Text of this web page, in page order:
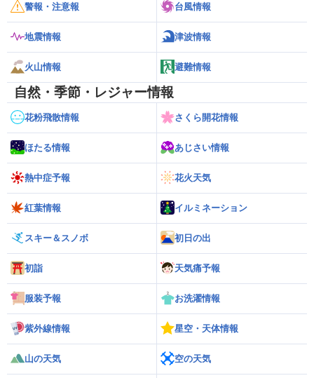
警報・注意報 台風情報
地震情報 津波情報
火山情報 避難情報
自然・季節・レジャー情報
花粉飛散情報 さくら開花情報
ほたる情報 あじさい情報
熱中症予報 花火天気
紅葉情報 イルミネーション
スキー＆スノボ 初日の出
初詣 天気痛予報
服装予報 お洗濯情報
紫外線情報 星空・天体情報
山の天気 空の天気